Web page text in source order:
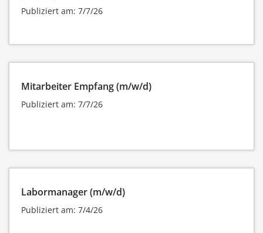
Publiziert am: 7/7/26
Mitarbeiter Empfang (m/w/d)
Publiziert am: 7/7/26
Labormanager (m/w/d)
Publiziert am: 7/4/26